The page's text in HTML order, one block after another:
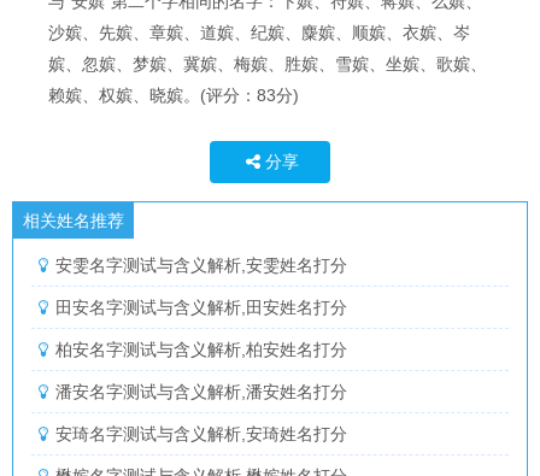
沙嫔、先嫔、章嫔、道嫔、纪嫔、麋嫔、顺嫔、衣嫔、岑
嫔、忽嫔、梦嫔、冀嫔、梅嫔、胜嫔、雪嫔、坐嫔、歌嫔、
赖嫔、权嫔、晓嫔。(评分：83分)
分享
相关姓名推荐
安雯名字测试与含义解析,安雯姓名打分
田安名字测试与含义解析,田安姓名打分
柏安名字测试与含义解析,柏安姓名打分
潘安名字测试与含义解析,潘安姓名打分
安琦名字测试与含义解析,安琦姓名打分